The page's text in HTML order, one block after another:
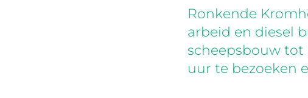
Ronkende
arbeid en diesel
scheepsbouw tot
uur te bezoeken